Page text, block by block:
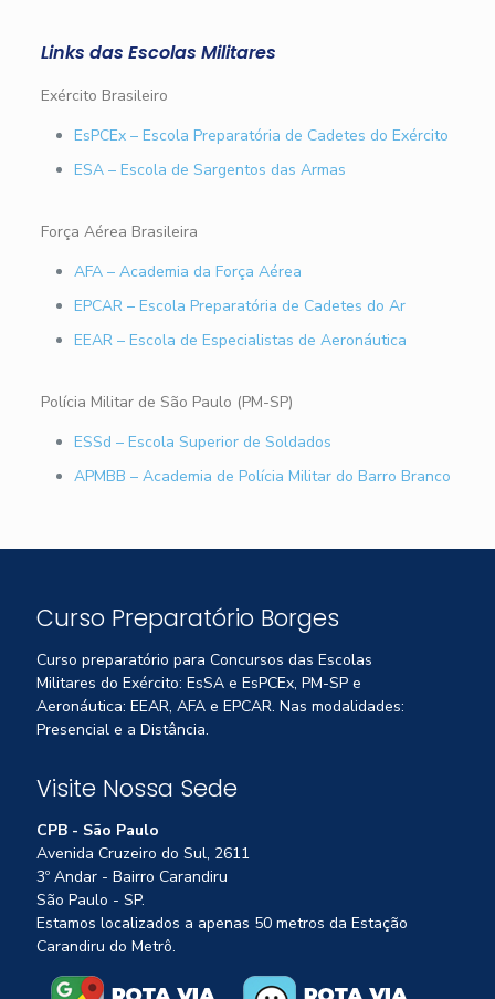
Links das Escolas Militares
Exército Brasileiro
EsPCEx – Escola Preparatória de Cadetes do Exército
ESA – Escola de Sargentos das Armas
Força Aérea Brasileira
AFA – Academia da Força Aérea
EPCAR – Escola Preparatória de Cadetes do Ar
EEAR – Escola de Especialistas de Aeronáutica
Polícia Militar de São Paulo (PM-SP)
ESSd – Escola Superior de Soldados
APMBB – Academia de Polícia Militar do Barro Branco
Curso Preparatório Borges
Curso preparatório para Concursos das Escolas
Militares do Exército: EsSA e EsPCEx, PM-SP e
Aeronáutica: EEAR, AFA e EPCAR. Nas modalidades:
Presencial e a Distância.
Visite Nossa Sede
CPB - São Paulo
Avenida Cruzeiro do Sul, 2611
3º Andar - Bairro Carandiru
São Paulo - SP.
Estamos localizados a apenas 50 metros da Estação
Carandiru do Metrô.